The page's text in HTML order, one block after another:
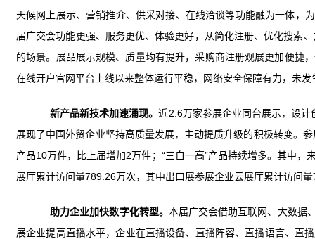
天候网上展示、营销推介、供采对接、在线洽谈等功能融为一体，
届广交会功能更强、服务更优、体验更好，从简化注册、优化搜索
的场景。展品展示规模、质量均有提升，采购商注册观展更加便捷
在线开户官网平台上线以来整体运行平稳，网络安全保障有力，未
新产品新技术加速涌现。近2.6万家参展企业同台展示，设计
展现了中国外贸企业坚持高质量发展，主动提质升级的积极转变。
产品10万件，比上届增加2万件；“三自一高”产品持续增多。其中
展厅累计访问量789.26万次，其中出口展参展企业云展厅累计访问
助力企业加快数字化转型。 本届广交会借助互联网、大数据
展企业提高直播水平，企业在直播设备、直播阵容、直播语言、直